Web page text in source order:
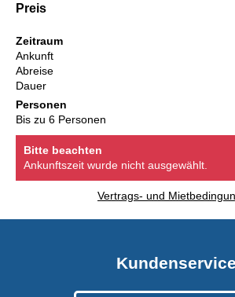
Preis
Zeitraum
Ankunft
Abreise
Dauer
Personen
Bis zu 6 Personen
Bitte beachten
Ankunftszeit wurde nicht ausgewählt.
Vertrags- und
Kundenservice